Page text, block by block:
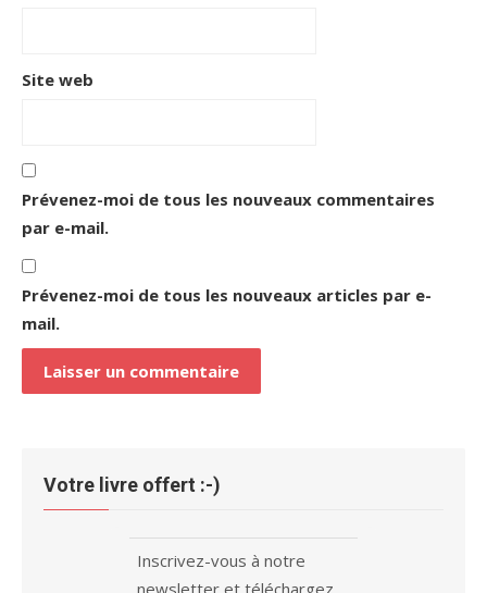
Site web
Prévenez-moi de tous les nouveaux commentaires
par e-mail.
Prévenez-moi de tous les nouveaux articles par e-
mail.
Votre livre offert :-)
Inscrivez-vous à notre
newsletter et téléchargez